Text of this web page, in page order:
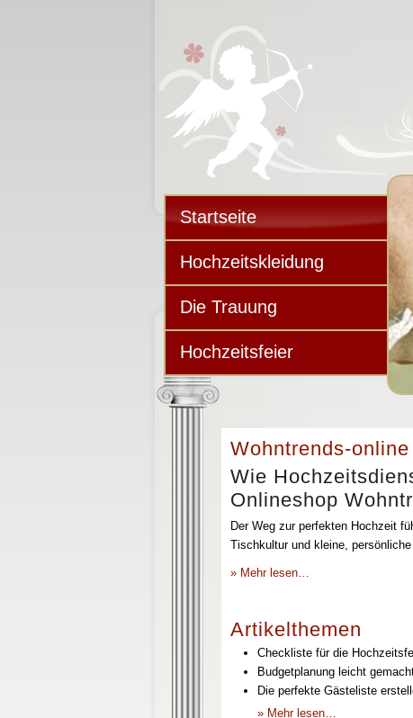
Startseite
Hochzeitskleidung
Die Trauung
Hochzeitsfeier
Wohntrends-
Wie
Onlineshop
Der Weg zur perfekten Hochzeit
Tischkultur und kleine,
» Mehr lesen…
Artikelthemen
Checkliste für die
Budgetplanung leicht
Die perfekte Gästeliste
» Mehr lesen…